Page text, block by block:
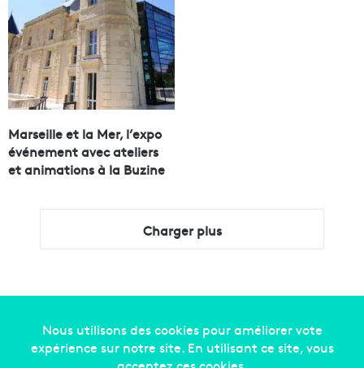
Marseille et la Mer, l’expo
événement avec ateliers
et animations à la Buzine
Charger plus
Copyright © 2014-2022Made in Marseille. Tous droits